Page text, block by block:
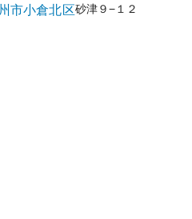
市小倉北区砂津９−１２